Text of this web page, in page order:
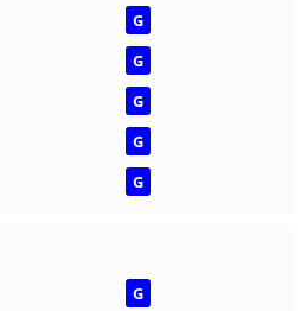
G
G
G
G
G
G